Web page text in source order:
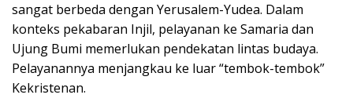
sangat berbeda dengan Yerusalem-Yudea. Dalam
konteks pekabaran Injil, pelayanan ke Samaria dan
Ujung Bumi memerlukan pendekatan lintas budaya.
Pelayanannya menjangkau ke luar “tembok-tembok”
Kekristenan.